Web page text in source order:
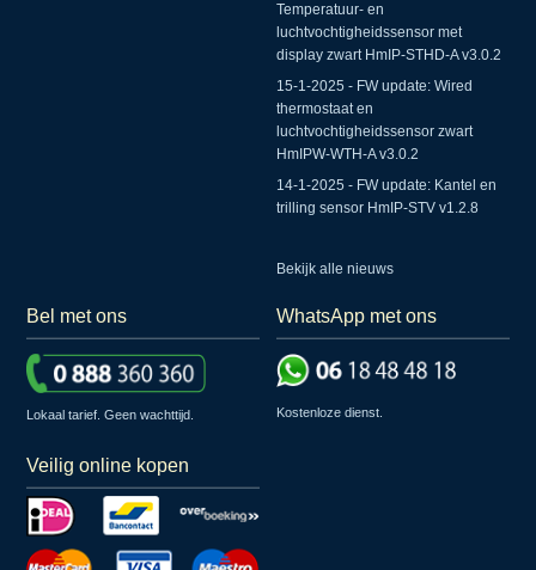
Temperatuur- en
luchtvochtigheidssensor met
display zwart HmIP-STHD-A v3.0.2
15-1-2025 - FW update: Wired
thermostaat en
luchtvochtigheidssensor zwart
HmIPW-WTH-A v3.0.2
14-1-2025 - FW update: Kantel en
trilling sensor HmIP-STV v1.2.8
Bekijk alle nieuws
Bel met ons
Lokaal tarief. Geen wachttijd.
WhatsApp met ons
Kostenloze dienst.
Veilig online kopen